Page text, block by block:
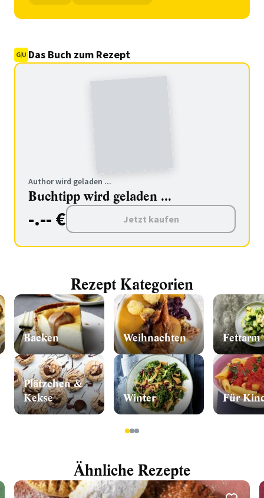
Das Buch zum Rezept
Author wird geladen ...
Buchtipp wird geladen ...
-.-- € Jetzt kaufen
Rezept Kategorien
Backen
Plätzchen &
Kekse
Weihnachten
Winter
Fettarm
Für
123
Ähnliche Rezepte